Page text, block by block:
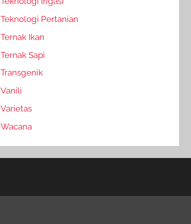
Teknologi Pertanian
Ternak Ikan
Ternak Sapi
Transgenik
Vanili
Varietas
Wacana